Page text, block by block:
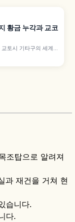
황금 누각과 교코
토시 기타구의 세계
각 샤리덴이 상징입니
가을 단풍, 입장료와
조탑으로 알려져
과 재건을 거쳐 현
습니다.
다.